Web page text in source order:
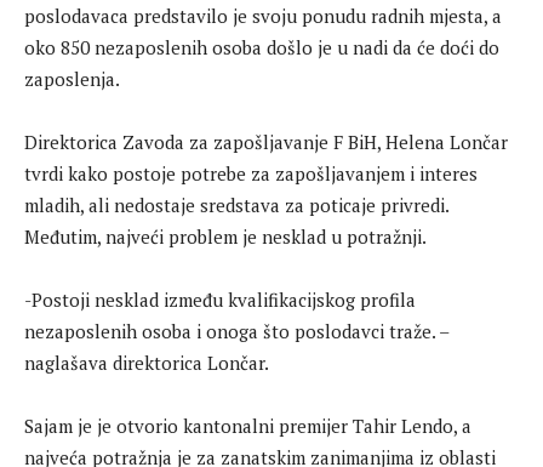
poslodavaca predstavilo je svoju ponudu radnih mjesta, a
oko 850 nezaposlenih osoba došlo je u nadi da će doći do
zaposlenja.
Direktorica Zavoda za zapošljavanje F BiH, Helena Lončar
tvrdi kako postoje potrebe za zapošljavanjem i interes
mladih, ali nedostaje sredstava za poticaje privredi.
Međutim, najveći problem je nesklad u potražnji.
-Postoji nesklad između kvalifikacijskog profila
nezaposlenih osoba i onoga što poslodavci traže. –
naglašava direktorica Lončar.
Sajam je je otvorio kantonalni premijer Tahir Lendo, a
najveća potražnja je za zanatskim zanimanjima iz oblasti